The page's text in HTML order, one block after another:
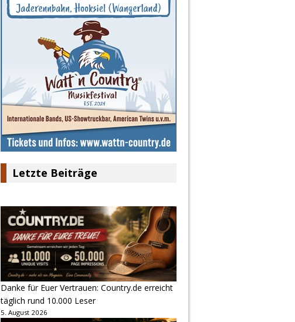
Letzte Beiträge
Danke für Euer Vertrauen: Country.de erreicht
täglich rund 10.000 Leser
5. August 2026